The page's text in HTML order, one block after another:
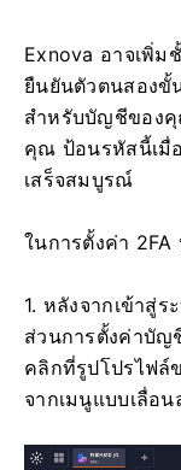
Exnova อาจเพิ่ม
ยืนยันตัวตนสองขั้
สำหรับบัญชีของคุ
คุณ ป้อนรหัสนี้เมื่
เสร็จสมบูรณ์
ในการตั้งค่า
1. หลังจากเข้าสู่
ส่วนการตั้งค่าบัญ
คลิกที่รูปโปรไฟ
จากเมนูแบบเลื่อน